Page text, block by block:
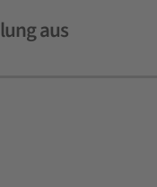
aus